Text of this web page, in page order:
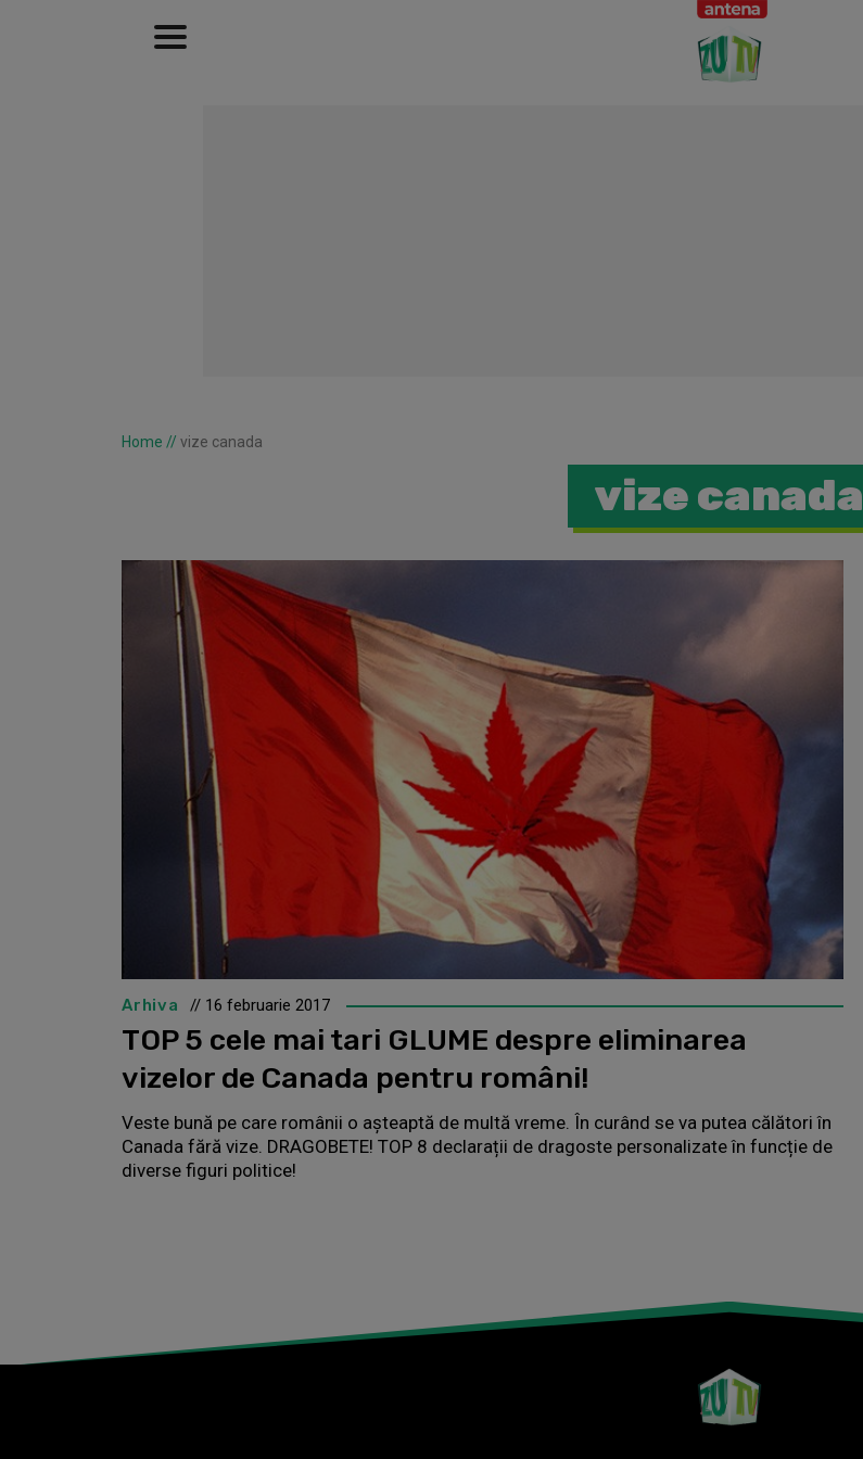
Home // vize canada
vize canada
Arhiva // 16 februarie 2017
TOP 5 cele mai tari GLUME despre eliminarea
vizelor de Canada pentru români!
Veste bună pe care românii o așteaptă de multă vreme. În curând se va putea călători în
Canada fără vize. DRAGOBETE! TOP 8 declarații de dragoste personalizate în funcție de
diverse figuri politice!